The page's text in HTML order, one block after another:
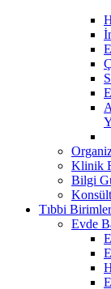
Klinik
Bilgi
Tıbbi Birimler
Evde